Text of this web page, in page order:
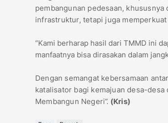
pembangunan pedesaan,
infrastruktur, tetapi juga
“Kami berharap hasil dari TMMD ini
manfaatnya bisa dirasakan dalam
Dengan semangat kebersamaan
katalisator bagi kemajuan desa-desa
Membangun Negeri”. (Kris)